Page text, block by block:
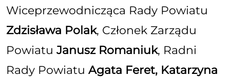
Wiceprzewodnicząca Rady Powiatu
Zdzisława Polak, Członek Zarządu
PowiatuJanusz Romaniuk, Radni
Rady PowiatuAgata Feret, Katarzyna